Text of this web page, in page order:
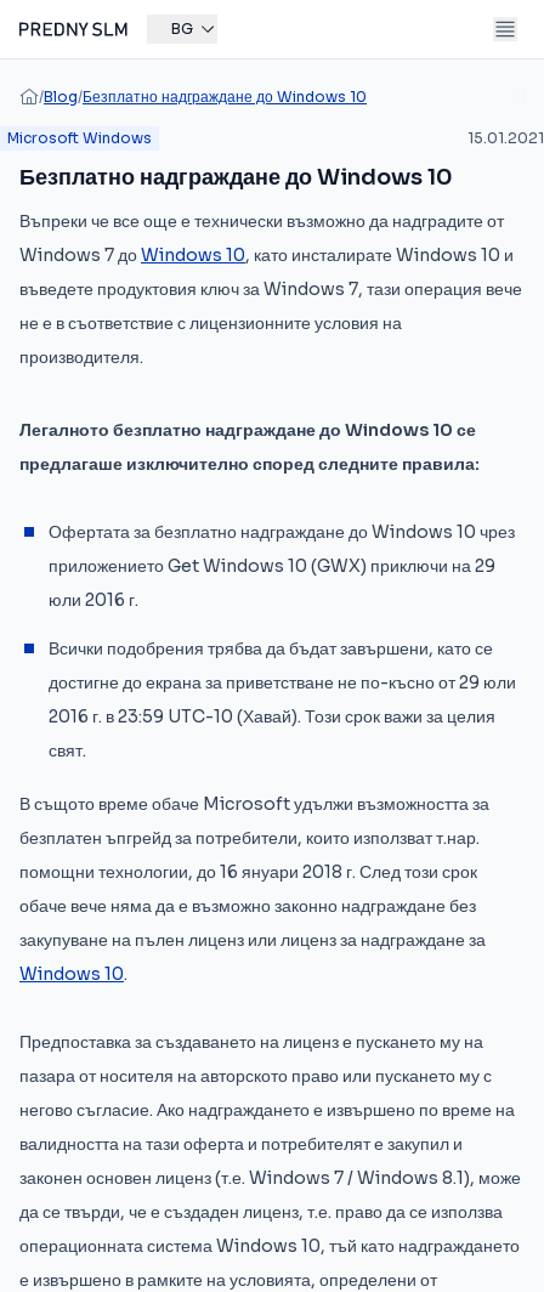
BG
/Blog/Безплатно надграждане до Windows 10
Microsoft Windows 15.01.2021
Безплатно надграждане до Windows 10
Въпреки че все още е технически възможно да надградите от
Windows 7 доWindows 10, като инсталирате Windows 10 и
въведете продуктовия ключ за Windows 7, тази операция вече
не е в съответствие с лицензионните условия на
производителя.
Легалното безплатно надграждане до Windows 10 се
предлагаше изключително според следните правила:
Офертата за безплатно надграждане до Windows 10 чрез
приложението Get Windows 10 (GWX) приключи на 29
юли 2016 г.
Всички подобрения трябва да бъдат завършени, като се
достигне до екрана за приветстване не по-късно от 29 юли
2016 г. в 23:59 UTC-10 (Хавай). Този срок важи за целия
свят.
В същото време обаче Microsoft удължи възможността за
безплатен ъпгрейд за потребители, които използват т.нар.
помощни технологии, до 16 януари 2018 г. След този срок
обаче вече няма да е възможно законно надграждане без
закупуване на пълен лиценз или лиценз за надграждане за
Windows 10.
Предпоставка за създаването на лиценз е пускането му на
пазара от носителя на авторското право или пускането му с
негово съгласие. Ако надграждането е извършено по време на
валидността на тази оферта и потребителят е закупил и
законен основен лиценз (т.е. Windows 7 / Windows 8.1), може
да се твърди, че е създаден лиценз, т.е. право да се използва
операционната система Windows 10, тъй като надграждането
е извършено в рамките на условията, определени от